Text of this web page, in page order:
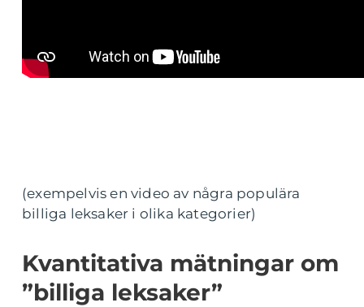
(exempelvis en video av några populära
billiga leksaker i olika kategorier)
Kvantitativa mätningar om
”billiga leksaker”